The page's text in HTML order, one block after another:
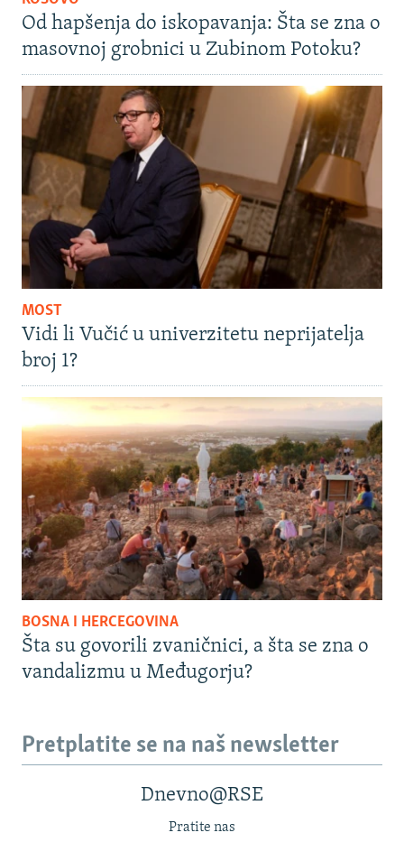
Od hapšenja do iskopavanja: Šta se zna o
masovnoj grobnici u Zubinom Potoku?
MOST
Vidi li Vučić u univerzitetu neprijatelja
broj 1?
BOSNA I HERCEGOVINA
Šta su govorili zvaničnici, a šta se zna o
vandalizmu u Međugorju?
Pretplatite se na naš newsletter
Dnevno@RSE
Pratite nas